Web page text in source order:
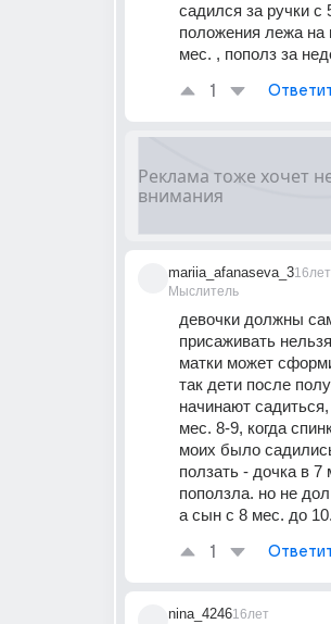
садился за ручки с
положения лежа на
мес. , пополз за
1
mariia_afanaseva_3
Мыслитель
16лет
девочки должны
присаживать
матки может
так дети после
начинают
мес. 8-9, когда
моих было
ползать - дочка в 7
поползла. но не
а сын с 8 мес. до
1
nina_424616лет